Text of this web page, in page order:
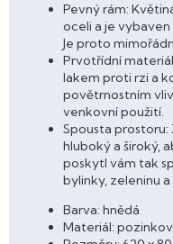
Pevný rám:
oceli a je
Je proto
Prvotřídní
lakem proti rzi a
povětrnostním
venkovní použití.
Spousta
hluboký a široký,
poskytl vám tak
bylinky, zeleninu
Barva: hnědá
Materiál: